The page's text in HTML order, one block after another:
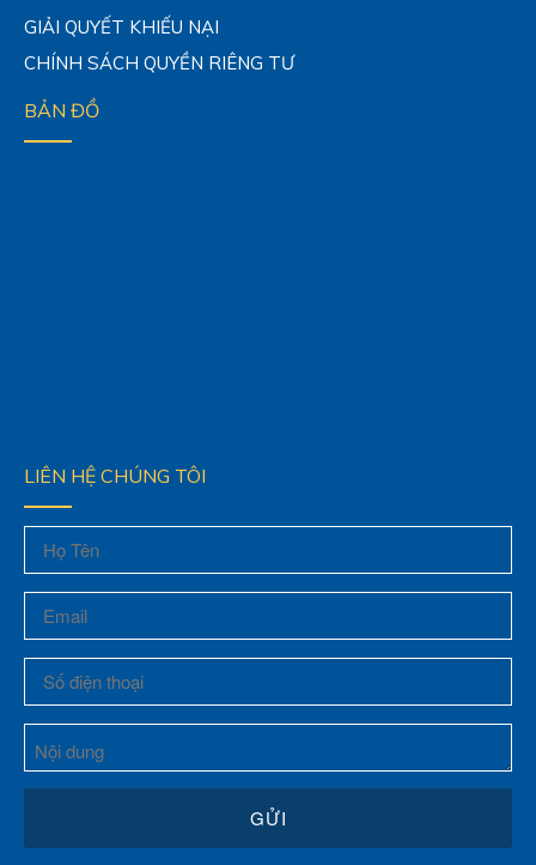
GIẢI QUYẾT KHIẾU NẠI
CHÍNH SÁCH QUYỀN RIÊNG TƯ
BẢN ĐỒ
LIÊN HỆ CHÚNG TÔI